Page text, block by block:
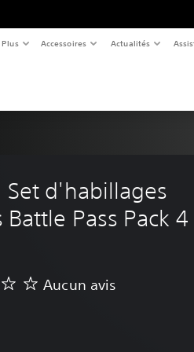
Plus Accessoires Actualités
Set d'habillages
Pass Pack 4
Aucun avis